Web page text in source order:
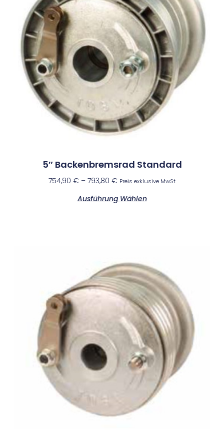
5″ Backenbremsrad Standard
754,90 € – 793,80 € Preis exklusive MwSt
Ausführung Wählen